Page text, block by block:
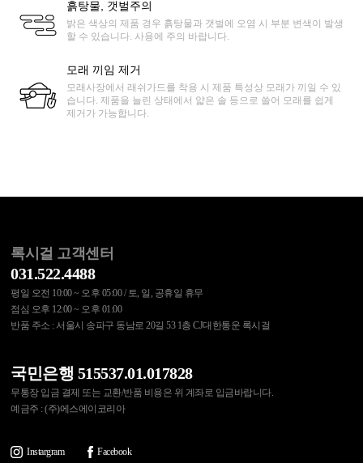
흙탕물, 갯벌주의
밝은 색상의 제품 경우 흙탕물과 갯벌에 오염 시 부분 변색이 발생
할 수 있습니다. 사용에 주의 바랍니다.
모래 끼임 제거
모래사장에서 래쉬가드를 착용 시 제품 특성상 모래가 끼일 수 있
습니다. 제품을 늘린 상태에서 얇은 솔 등으로 쓸어 모래를 쉽게
제거가 가능합니다.
록시걸 고객센터
031.522.4488
평일 오전 10:00 ~ 오후 05:00 / 토, 일, 공휴일 휴무
점심 오후 12:00 ~ 오후 01:00
반품 주소 : 서울시 송파구 동남로 20길 53 1층 CJ대한통운 록시걸
국민은행 515537.01.017828
무통장 입금 결제 또는 교환/반품 비용은 위 계좌로 입금바랍니다.
예금주 : (주)에스에이코리아
Instargram Facebook